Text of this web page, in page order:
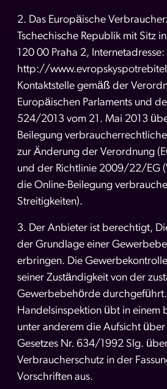
2. Das Europäische
Tschechische Republik mit Sitz
120 00 Praha 2, Internetadresse:
http://
Kontaktstelle gemäß der
Europäischen Parlaments und
524/2013 vom 21. Mai 2013
Beilegung
zur Änderung der Verordnung
und der Richtlinie 2009/22/EG
die Online-Beilegung
Streitigkeiten).
3. Der Anbieter ist berechtigt,
der Grundlage einer
erbringen. Die
seiner Zuständigkeit von der
Gewerbebehörde
Handelsinspektion übt in einem
unter anderem die Aufsicht
Gesetzes Nr. 634/1992 Slg.
Verbraucherschutz in der
Vorschriften aus.